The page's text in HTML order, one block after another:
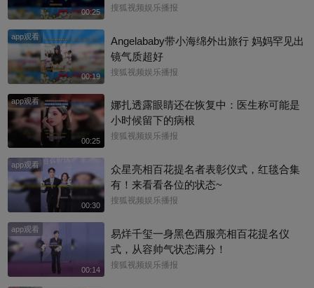
00:25 搜狐视频娱乐播报
app观看
00:19
Angelababy带小海绵外出旅行 妈妈罕见出
镜气质超好
搜狐视频娱乐播报
app观看
00:25
娜扎透露眼睛还在恢复中：医生称可能是
小时候留下的病根
搜狐视频娱乐播报
app观看
00:30
众星亮相百花提名者表彰仪式，红毯合集
有！来看看各位的状态~
搜狐视频娱乐播报
app观看
00:14
易烊千玺一身黑色西服亮相百花提名仪
式，从容帅气状态满分！
搜狐视频娱乐播报